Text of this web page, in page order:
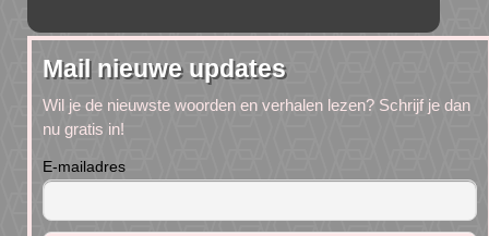
Mail nieuwe updates
Wil je de nieuwste woorden en verhalen lezen? Schrijf je dan
nu gratis in!
E-mailadres